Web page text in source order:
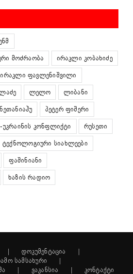
მოძრაობა
ირაკლი კობახიძე
ირაკლი ფავლენიშვილი
ლელო
ლიბანი
ნეთანიაჰუ
პეტერ ფიშერი
უკრაინის კონფლიქტი
რუსეთი
ტექნოლოგიური სიახლეები
ფაშინიანი
ხაზის რადიო
დოკუმენტაცია
სამსახური
ვაკანსია კონტაქტი